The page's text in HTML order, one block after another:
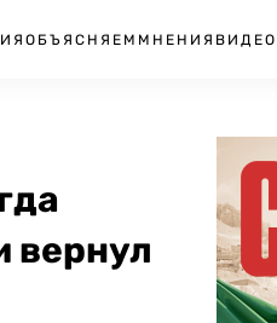
ОБЪЯСНЯЕМ МНЕНИЯ ВИДЕО
вернул